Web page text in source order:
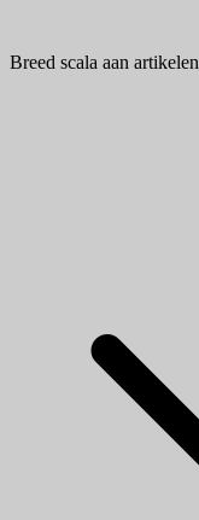
Breed scala aan artikelen